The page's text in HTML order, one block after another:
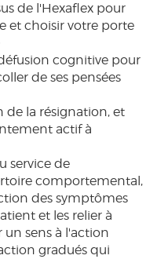
de l'Hexaflex pour
et choisir votre porte
cognitive pour
de ses pensées
la résignation, et
actif à
service de
comportemental,
des symptômes
et les relier à
sens à l'action
gradués qui